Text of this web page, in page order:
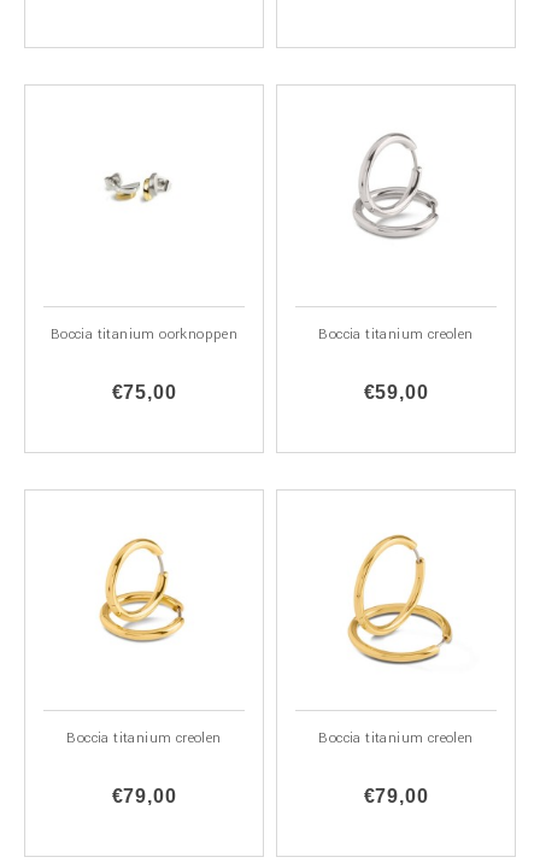
Boccia titanium oorknoppen
€75,00
Boccia titanium creolen
€59,00
Boccia titanium creolen
€79,00
Boccia titanium creolen
€79,00